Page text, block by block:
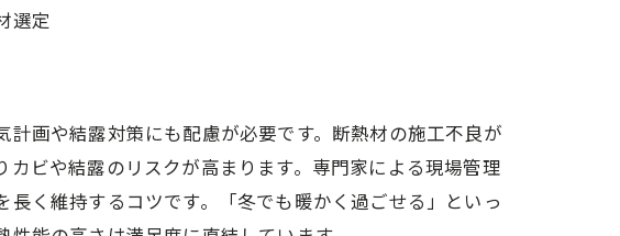
選定
計画や結露対策にも配慮が必要です。断熱材の施工不良が
カビや結露のリスクが高まります。専門家による現場管理
長く維持するコツです。「冬でも暖かく過ごせる」といっ